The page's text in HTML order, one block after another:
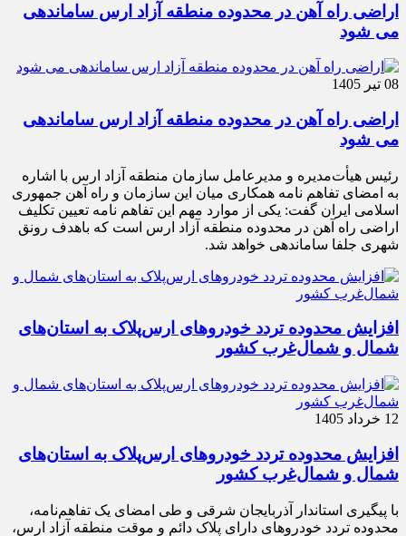
اراضی راه آهن در محدوده منطقه آزاد ارس ساماندهی
می شود
08 تیر 1405
اراضی راه آهن در محدوده منطقه آزاد ارس ساماندهی
می شود
رئیس هیأت‌مدیره و مدیرعامل سازمان منطقه آزاد ارس با اشاره
به امضای تفاهم نامه همکاری میان این سازمان و راه آهن جمهوری
اسلامی ایران گفت: یکی از موارد مهم این تفاهم نامه تعیین تکلیف
اراضی راه آهن در محدوده منطقه آزاد ارس است که باهدف رونق
شهری جلفا ساماندهی خواهد شد.
افزایش محدوده تردد خودروهای ارس‌پلاک به استان‌های
شمال و شمال‌غرب کشور
12 خرداد 1405
افزایش محدوده تردد خودروهای ارس‌پلاک به استان‌های
شمال و شمال‌غرب کشور
با پیگیری استاندار آذربایجان شرقی و طی امضای یک تفاهم‌نامه،
محدوده تردد خودروهای دارای پلاک دائم و موقت منطقه آزاد ارس،